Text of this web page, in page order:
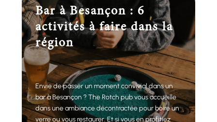
Bar à Besançon : 6
activités à faire dans la
région
Envie de passer un moment convivial dans un
bar à Besançon ? The Rotch pub vous accueille
dans une ambiance décontractée pour boire un
verre ou vous restaurer. Et si vous en profitiez